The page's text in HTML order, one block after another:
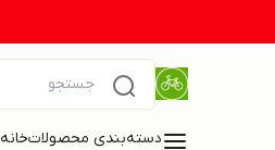
دسته‌بندی محصولاتخانه